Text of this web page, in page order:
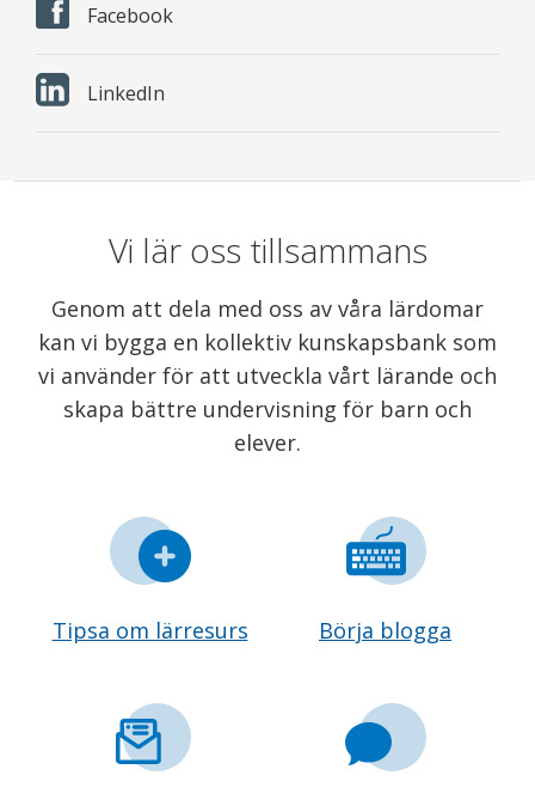
Facebook
LinkedIn
Vi lär oss tillsammans
Genom att dela med oss av våra lärdomar
kan vi bygga en kollektiv kunskapsbank som
vi använder för att utveckla vårt lärande och
skapa bättre undervisning för barn och
elever.
Tipsa om lärresurs Börja blogga